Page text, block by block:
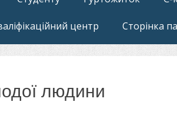
центр Сторінка
людини